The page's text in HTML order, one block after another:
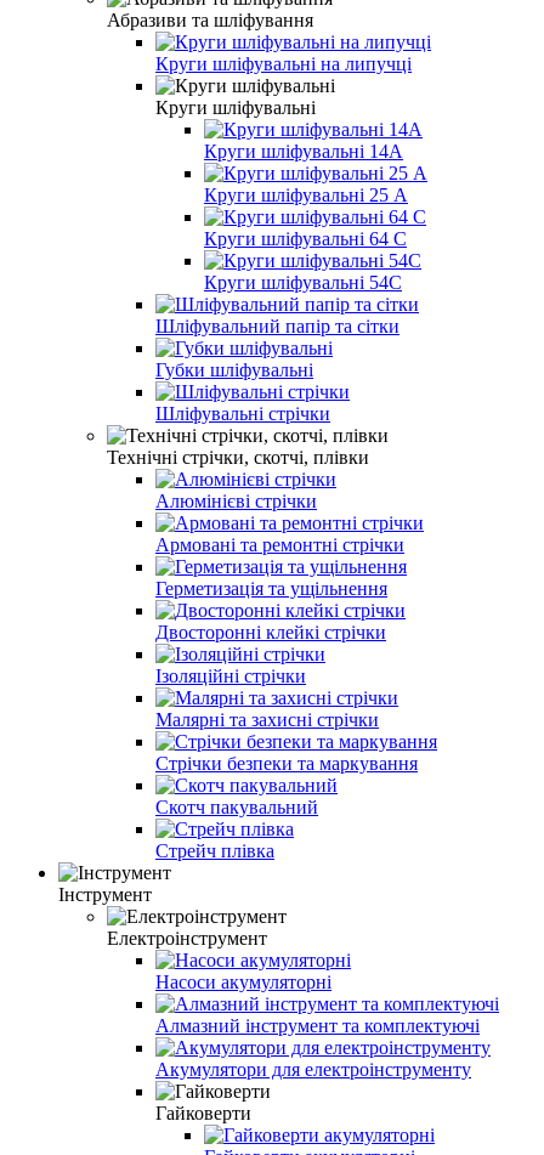
Абразиви та шліфування
Круги шліфувальні на липучці
Круги шліфувальні
Круги шліфувальні 14А
Круги шліфувальні 25 А
Круги шліфувальні 64 С
Круги шліфувальні 54С
Шліфувальний папір та сітки
Губки шліфувальні
Шліфувальні стрічки
Технічні стрічки, скотчі, плівки
Алюмінієві стрічки
Армовані та ремонтні стрічки
Герметизація та ущільнення
Двосторонні клейкі стрічки
Ізоляційні стрічки
Малярні та захисні стрічки
Стрічки безпеки та маркування
Скотч пакувальний
Стрейч плівка
Інструмент
Електроінструмент
Насоси акумуляторні
Алмазний інструмент та комплектуючі
Акумулятори для електроінструменту
Гайковерти